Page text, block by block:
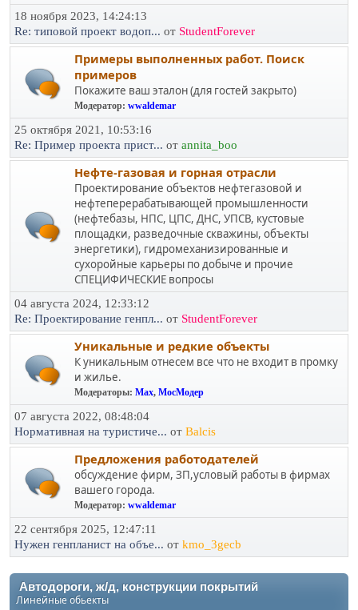
18 ноября 2023, 14:24:13
Re: типовой проект водоп... от StudentForever
Примеры выполненных работ. Поиск
примеров
Покажите ваш эталон (для гостей закрыто)
Модератор: wwaldemar
25 октября 2021, 10:53:16
Re: Пример проекта прист... от annita_boo
Нефте-газовая и горная отрасли
Проектирование объектов нефтегазовой и
нефтеперерабатывающей промышленности
(нефтебазы, НПС, ЦПС, ДНС, УПСВ, кустовые
площадки, разведочные скважины, объекты
энергетики), гидромеханизированные и
сухоройные карьеры по добыче и прочие
СПЕЦИФИЧЕСКИЕ вопросы
04 августа 2024, 12:33:12
Re: Проектирование генпл... от StudentForever
Уникальные и редкие объекты
К уникальным отнесем все что не входит в промку
и жилье.
Модераторы: Max, МосМодер
07 августа 2022, 08:48:04
Нормативная на туристиче... от Balcis
Предложения работодателей
обсуждение фирм, ЗП,условый работы в фирмах
вашего города.
Модератор: wwaldemar
22 сентября 2025, 12:47:11
Нужен генпланист на объе... от kmo_3gecb
Автодороги, ж/д, конструкции покрытий
Линейные обьекты